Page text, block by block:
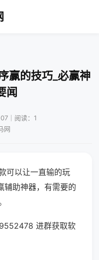
赢的技巧_必赢神
闻
｜阅读：1
网
可以让一直输的玩
辅助神器，有需要的
进群获取软